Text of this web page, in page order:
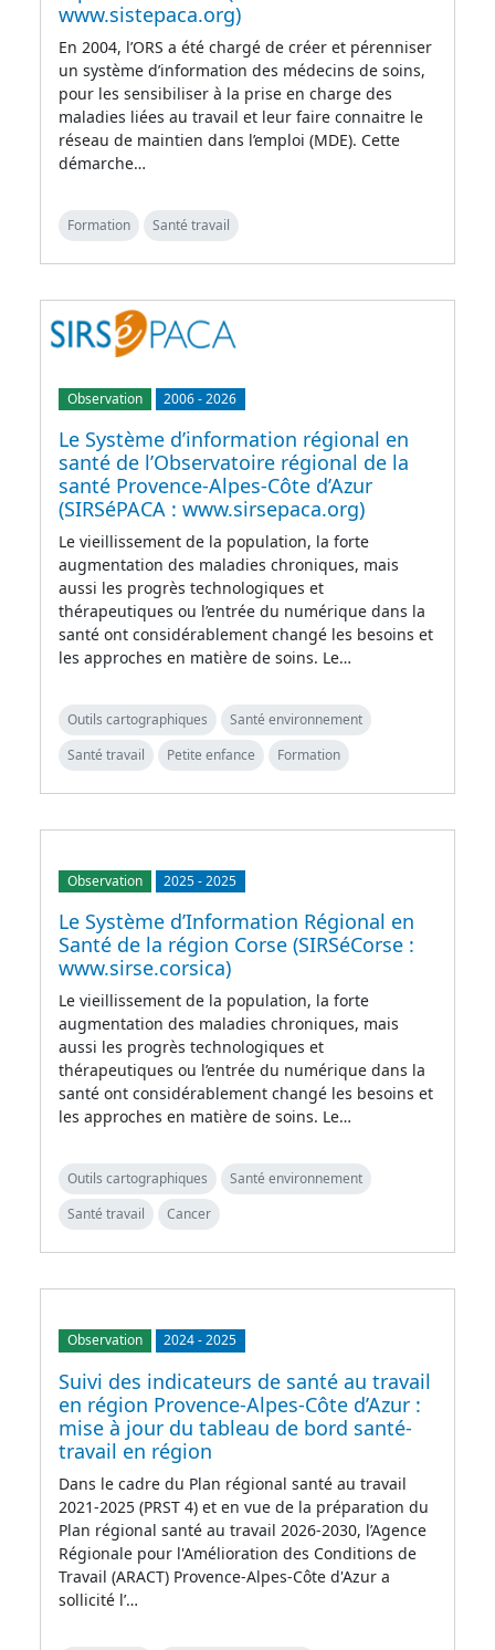
www.sistepaca.org)
En 2004, l’ORS a été chargé de créer et pérenniser
un système d’information des médecins de soins,
pour les sensibiliser à la prise en charge des
maladies liées au travail et leur faire connaitre le
réseau de maintien dans l’emploi (MDE). Cette
démarche…
Formation Santé travail
Observation 2006-2026
Le Système d’information régional en
santé de l’Observatoire régional de la
santé Provence-Alpes-Côte d’Azur
(SIRSéPACA : www.sirsepaca.org)
Le vieillissement de la population, la forte
augmentation des maladies chroniques, mais
aussi les progrès technologiques et
thérapeutiques ou l’entrée du numérique dans la
santé ont considérablement changé les besoins et
les approches en matière de soins. Le…
Outils cartographiques
Santé environnement
Santé travail
Petite enfance Formation
Observation 2025-2025
Le Système d’Information Régional en
Santé de la région Corse (SIRSéCorse :
www.sirse.corsica)
Le vieillissement de la population, la forte
augmentation des maladies chroniques, mais
aussi les progrès technologiques et
thérapeutiques ou l’entrée du numérique dans la
santé ont considérablement changé les besoins et
les approches en matière de soins. Le…
Outils cartographiques
Santé environnement
Santé travail
Cancer
Observation 2024-2025
Suivi des indicateurs de santé au travail
en région Provence-Alpes-Côte d’Azur :
mise à jour du tableau de bord santé-
travail en région
Dans le cadre du Plan régional santé au travail
2021-2025 (PRST 4) et en vue de la préparation du
Plan régional santé au travail 2026-2030, l’Agence
Régionale pour l'Amélioration des Conditions de
Travail (ARACT) Provence-Alpes-Côte d'Azur a
sollicité l’…